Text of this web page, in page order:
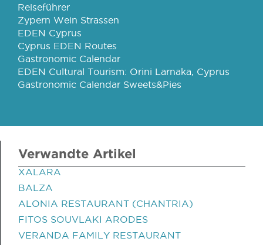
Reiseführer
Zypern Wein Strassen
EDEN Cyprus
Cyprus EDEN Routes
Gastronomic Calendar
EDEN Cultural Tourism: Orini Larnaka, Cyprus
Gastronomic Calendar Sweets&Pies
Verwandte Artikel
XALARA
BALZA
ALONIA RESTAURANT (CHANTRIA)
FITOS SOUVLAKI ARODES
VERANDA FAMILY RESTAURANT